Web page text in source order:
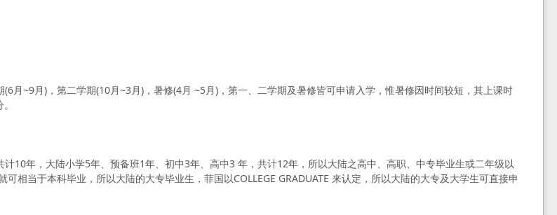
月~9月)，第二学期(10月~3月)，暑修(4月 ~5月)，第一、二学期及暑修皆可申请入学，惟暑修因时间较短，其上课时
10年，大陆小学5年、预备班1年、初中3年、高中3 年，共计12年，所以大陆之高中、高职、中专毕业生或二年级以
相当于本科毕业，所以大陆的大专毕业生，菲国以COLLEGE GRADUATE 来认定，所以大陆的大专及大学生可直接申